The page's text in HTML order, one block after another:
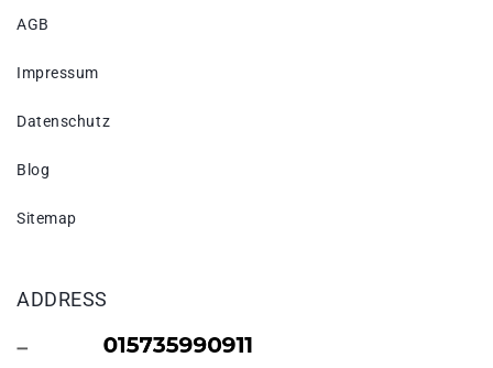
AGB
Impressum
Datenschutz
Blog
Sitemap
ADDRESS